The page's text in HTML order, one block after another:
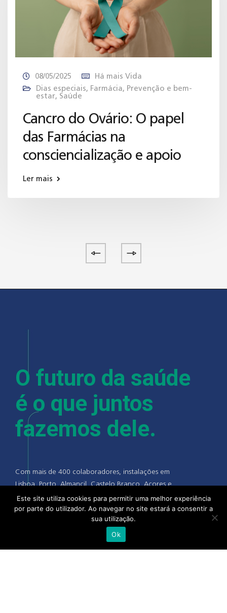
08/05/2025
Há mais Vida
Dias especiais, Farmácia, Prevenção e bem-
estar, Saúde
Cancro do Ovário: O papel
das Farmácias na
consciencialização e apoio
Ler mais
O futuro da saúde
é o que juntos
fazemos dele.
Com mais de 400 colaboradores, instalações em
Lisboa, Porto, Almancil, Castelo Branco, Açores e
Madeira, a Alliance Healthcare e as suas pessoas
acreditam que quando se junta a experiência,
talento e competência de todo o setor, camos
cada vez mais próximos de uma saúde melhor.
Este site utiliza cookies para permitir uma melhor experiência
por parte do utilizador. Ao navegar no site estará a consentir a
sua utilização.
Ok